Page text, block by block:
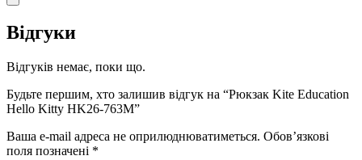
Відгуки
Відгуків немає, поки що.
Будьте першим, хто залишив відгук на “Рюкзак Kite Education
Hello Kitty HK26-763M”
Ваша e-mail адреса не оприлюднюватиметься. Обов’язкові
поля позначені *